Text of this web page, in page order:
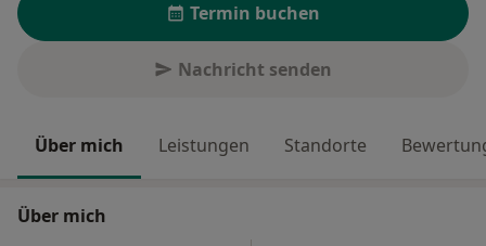
Termin buchen
Nachricht senden
Über mich Leistungen Standorte
Über mich